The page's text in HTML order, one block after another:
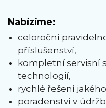
Nabízíme:
celoroční
příslušenství,
kompletní servisní
technologií,
rychlé řešení
poradenství v